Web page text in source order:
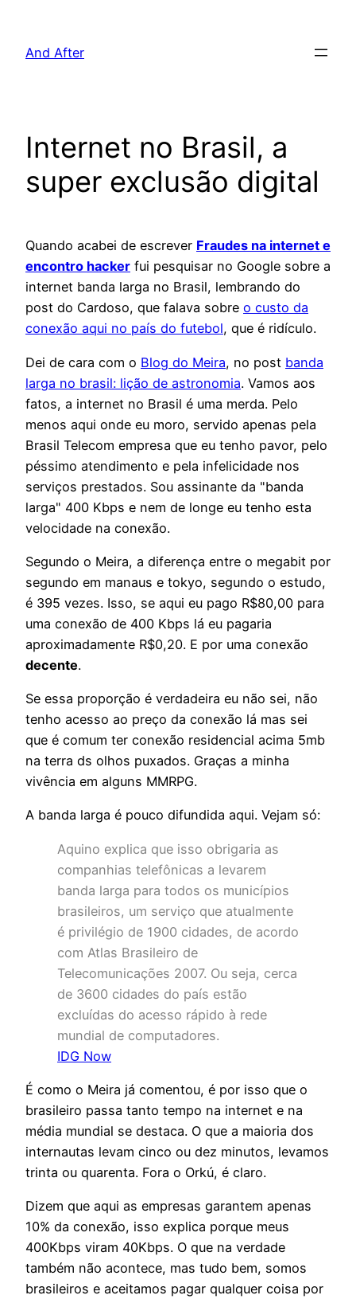
And After
Internet no Brasil, a
super exclusão digital
Quando acabei de escrever Fraudes na internet e
encontro hacker fui pesquisar no Google sobre a
internet banda larga no Brasil, lembrando do
post do Cardoso, que falava sobre o custo da
conexão aqui no país do futebol, que é ridículo.
Dei de cara com o Blog do Meira, no post banda
larga no brasil: lição de astronomia. Vamos aos
fatos, a internet no Brasil é uma merda. Pelo
menos aqui onde eu moro, servido apenas pela
Brasil Telecom empresa que eu tenho pavor, pelo
péssimo atendimento e pela infelicidade nos
serviços prestados. Sou assinante da "banda
larga" 400 Kbps e nem de longe eu tenho esta
velocidade na conexão.
Segundo o Meira, a diferença entre o megabit por
segundo em manaus e tokyo, segundo o estudo,
é 395 vezes. Isso, se aqui eu pago R$80,00 para
uma conexão de 400 Kbps lá eu pagaria
aproximadamente R$0,20. E por uma conexão
decente.
Se essa proporção é verdadeira eu não sei, não
tenho acesso ao preço da conexão lá mas sei
que é comum ter conexão residencial acima 5mb
na terra ds olhos puxados. Graças a minha
vivência em alguns MMRPG.
A banda larga é pouco difundida aqui. Vejam só:
Aquino explica que isso obrigaria as
companhias telefônicas a levarem
banda larga para todos os municípios
brasileiros, um serviço que atualmente
é privilégio de 1900 cidades, de acordo
com Atlas Brasileiro de
Telecomunicações 2007. Ou seja, cerca
de 3600 cidades do país estão
excluídas do acesso rápido à rede
mundial de computadores.
IDG Now
É como o Meira já comentou, é por isso que o
brasileiro passa tanto tempo na internet e na
média mundial se destaca. O que a maioria dos
internautas levam cinco ou dez minutos, levamos
trinta ou quarenta. Fora o Orkú, é claro.
Dizem que aqui as empresas garantem apenas
10% da conexão, isso explica porque meus
400Kbps viram 40Kbps. O que na verdade
também não acontece, mas tudo bem, somos
brasileiros e aceitamos pagar qualquer coisa por